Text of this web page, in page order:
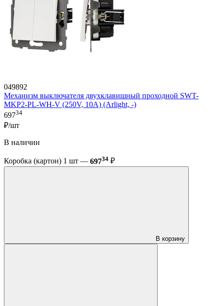
049892
Механизм выключателя двухклавишный проходной SWT-
MKP2-PL-WH-V (250V, 10A) (Arlight, -)
69734
₽/шт
В наличии
Коробка (картон) 1 шт — 69734 ₽
В корзину